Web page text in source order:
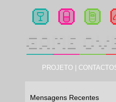
PROJETO
Mensagens Recentes